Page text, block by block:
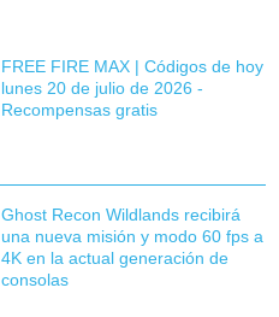
FREE FIRE MAX | Códigos de hoy
lunes 20 de julio de 2026 -
Recompensas gratis
Ghost Recon Wildlands recibirá
una nueva misión y modo 60 fps a
4K en la actual generación de
consolas